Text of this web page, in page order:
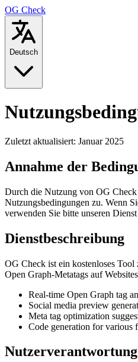
OG Check
Deutsch
Zuletzt aktualisiert: Januar 2025
Annahme der
Durch die Nutzung von OG Check
Nutzungsbedingungen zu. Wenn
verwenden Sie bitte unseren
Dienstbeschreibung
OG Check ist ein kostenloses
Open Graph-Metatags auf
Real-time Open Graph tag
Social media preview
Meta tag optimization
Code generation for various
Nutzerverantwortung